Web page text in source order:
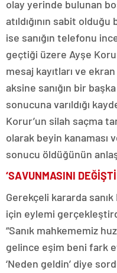
olay yerinde bulunan
atıldığının sabit
ise sanığın telefonu
geçtiği üzere Ayşe
mesaj kayıtları ve
aksine sanığın bir
sonucuna varıldığı
Korur’un silah saçma
olarak beyin kanaması
sonucu öldüğünün
‘SAVUNMASINI
Gerekçeli kararda
için eylemi
“Sanık mahkememiz
gelince eşim beni fark
‘Neden geldin’ diye